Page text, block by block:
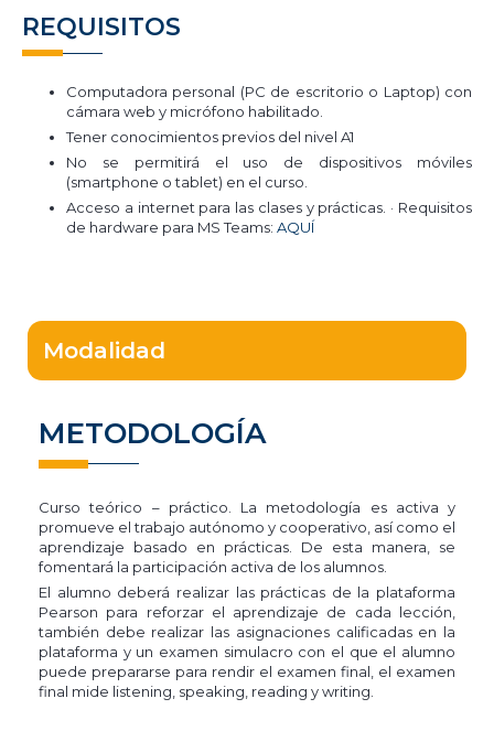
REQUISITOS
Computadora personal (PC de escritorio o Laptop) con
cámara web y micrófono habilitado.
Tener conocimientos previos del nivel A1
No se permitirá el uso de dispositivos móviles
(smartphone o tablet) en el curso.
Acceso a internet para las clases y prácticas. · Requisitos
de hardware para MS Teams: AQUÍ
Modalidad
METODOLOGÍA
Curso teórico – práctico. La metodología es activa y
promueve el trabajo autónomo y cooperativo, así como el
aprendizaje basado en prácticas. De esta manera, se
fomentará la participación activa de los alumnos.
El alumno deberá realizar las prácticas de la plataforma
Pearson para reforzar el aprendizaje de cada lección,
también debe realizar las asignaciones calificadas en la
plataforma y un examen simulacro con el que el alumno
puede prepararse para rendir el examen final, el examen
final mide listening, speaking, reading y writing.